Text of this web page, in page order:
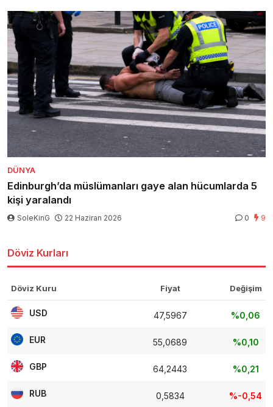
DÜNYA
Edinburgh’da müslümanları gaye alan hücumlarda 5
kişi yaralandı
SoleKinG 22 Haziran 2026 0 9
Döviz Kurları
Döviz Kuru Fiyat Değişim
USD 47,5967 %0,06
EUR 55,0689 %0,10
GBP 64,2443 %0,21
RUB 0,5834 %-0,54